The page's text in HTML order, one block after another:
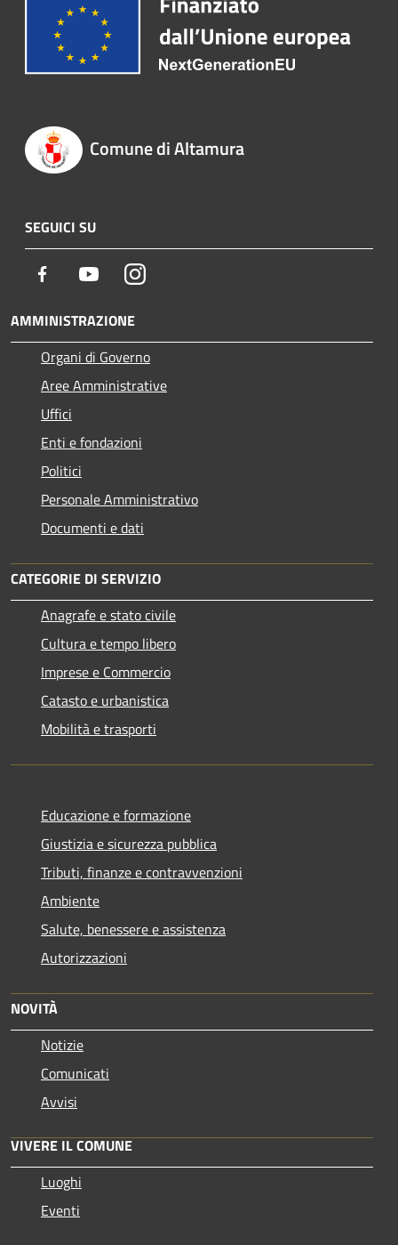
Comune di Altamura
SEGUICI SU
Facebook YoutubeInstagram
AMMINISTRAZIONE
Organi di Governo
Aree Amministrative
Uffici
Enti e fondazioni
Politici
Personale Amministrativo
Documenti e dati
CATEGORIE DI SERVIZIO
Anagrafe e stato civile
Cultura e tempo libero
Imprese e Commercio
Catasto e urbanistica
Mobilità e trasporti
Educazione e formazione
Giustizia e sicurezza pubblica
Tributi, finanze e contravvenzioni
Ambiente
Salute, benessere e assistenza
Autorizzazioni
NOVITÀ
Notizie
Comunicati
Avvisi
VIVERE IL COMUNE
Luoghi
Eventi